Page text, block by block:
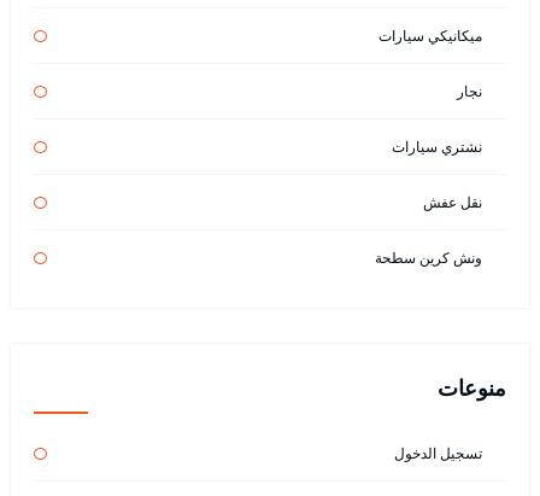
ميكانيكي سيارات
نجار
نشتري سيارات
نقل عفش
ونش كرين سطحة
منوعات
تسجيل الدخول